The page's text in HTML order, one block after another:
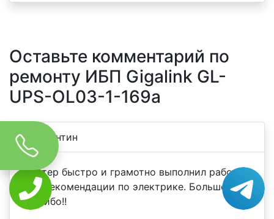
Оставьте комментарий по
ремонту ИБП Gigalink GL-
UPS-OL03-1-169a
Константин
Мастер быстро и грамотно выполнил работу.
Дал рекомендации по электрике. Большое
спасибо!!